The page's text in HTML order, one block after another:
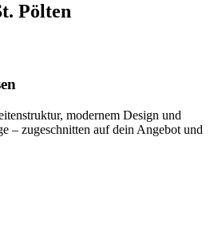
Pölten
modernem Design und
– zugeschnitten auf dein Angebot und